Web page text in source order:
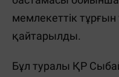
мемлекеттік
қайтарылды.
Бұл туралы ҚР